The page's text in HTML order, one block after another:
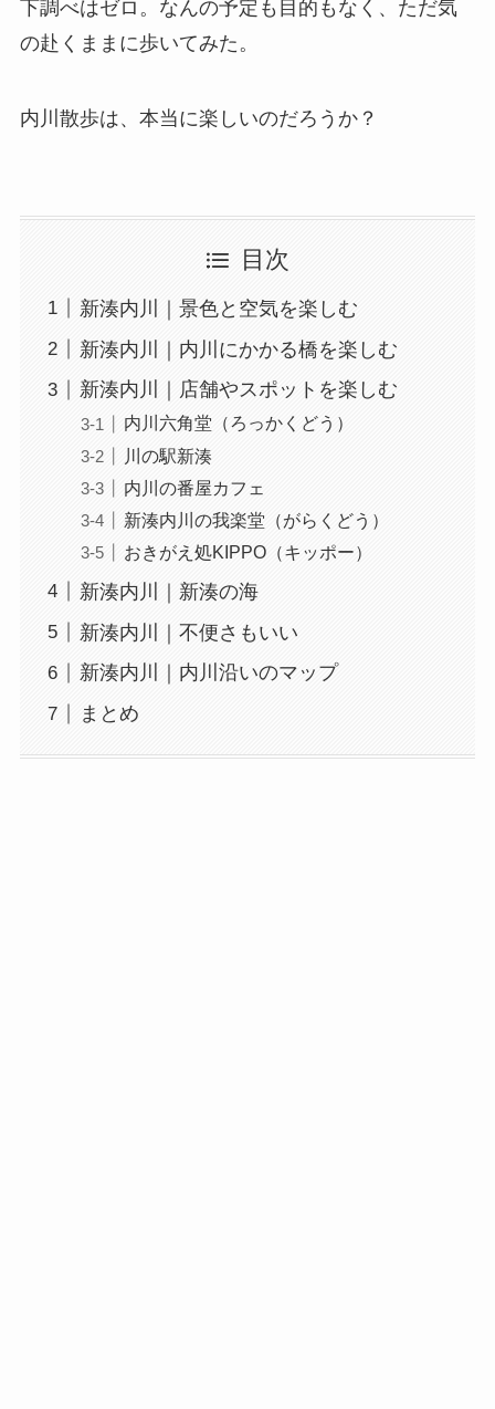
下調べはゼロ。なんの予定も目的もなく、ただ気
の赴くままに歩いてみた。
内川散歩は、本当に楽しいのだろうか？
目次
新湊内川｜景色と空気を楽しむ
新湊内川｜内川にかかる橋を楽しむ
新湊内川｜店舗やスポットを楽しむ
内川六角堂（ろっかくどう）
川の駅新湊
内川の番屋カフェ
新湊内川の我楽堂（がらくどう）
おきがえ処KIPPO（キッポー）
新湊内川｜新湊の海
新湊内川｜不便さもいい
新湊内川｜内川沿いのマップ
まとめ